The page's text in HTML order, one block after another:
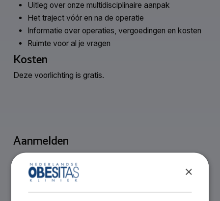
Uitleg over onze multidisciplinaire aanpak
Het traject vóór en na de operatie
Informatie over operaties, vergoedingen en kosten
Ruimte voor al je vragen
Kosten
Deze voorlichting is gratis.
Aanmelden
Velden met een* ×